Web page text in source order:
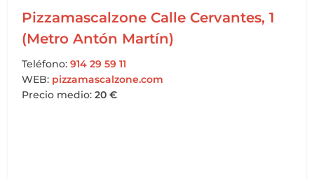
Pizzamascalzone Calle Cervantes, 1
(Metro Antón Martín)
Teléfono:914 29 59 11
WEB: pizzamascalzone.com
Precio medio:20 €